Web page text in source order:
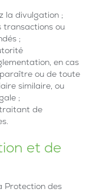
la divulgation ;
transactions ou
;
en cas
ou de toute
similaire, ou
;
de
et de
Protection des